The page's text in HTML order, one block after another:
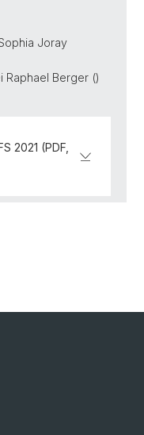
Joray
Berger ()
2021 (PDF,